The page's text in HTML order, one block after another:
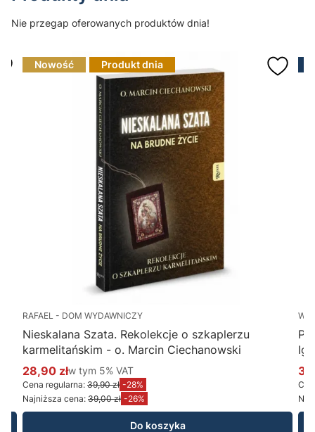
Nie przegap oferowanych produktów dnia!
Nowość Produkt dnia
RAFAEL - DOM WYDAWNICZY
Nieskalana Szata. Rekolekcje o szkaplerzu
karmelitańskim - o. Marcin Ciechanowski
Cena promocyjna brutto
28,90 złw tym %s VAT
w tym 5% VAT
Cena regularna: 39,90 zł -28%
Najniższa cena: 39,00 zł -26%
Do koszyka